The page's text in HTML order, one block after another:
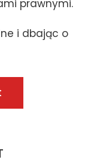
prawnymi.
i dbając o